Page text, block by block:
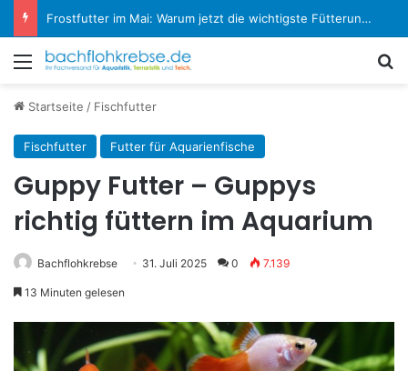
Koi-Krankheiten erkennen und behandeln: Der große Experten-Ratgeber
Menü
Startseite / Fischfutter
Fischfutter Futter für Aquarienfische
Guppy Futter – Guppys
richtig füttern im Aquarium
Bachflohkrebse 31. Juli 2025 0 7.139
13 Minuten gelesen